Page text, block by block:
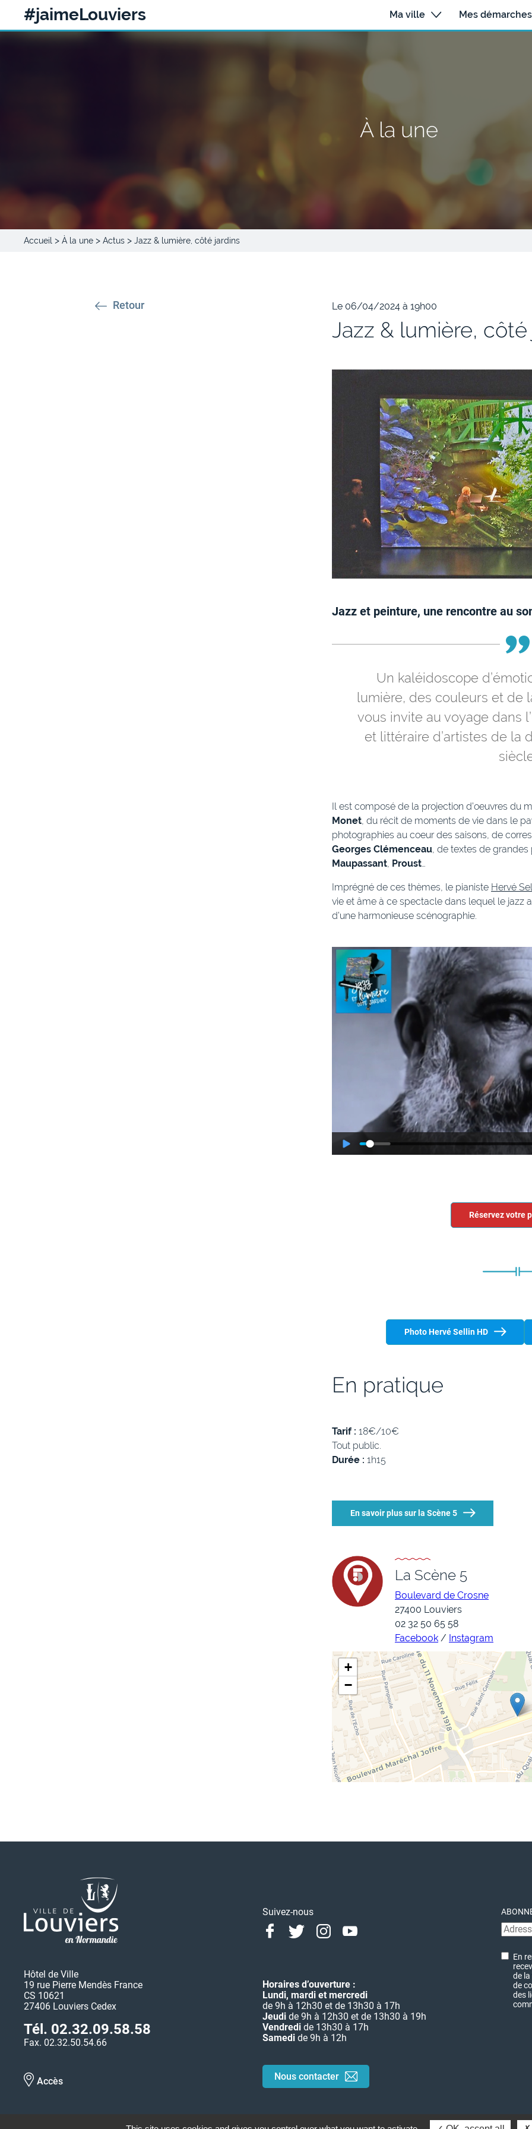
#jaimeLouviers Ma ville Mes démarches
À la une
Accueil > À la une > Actus > Jazz & lumière, côté jardins
Retour Le 06/04/2024 à 19h00
Jazz & lumière, côté
Jazz et peinture, une rencontre au
Un kaléidoscope
lumière, des couleurs et de
vous invite au voyage dans
et littéraire d’artistes de la
Il est composé de la projection d’oeuvres du
Monet , du récit de moments de vie dans le
photographies au coeur des saisons, de
Georges Clémenceau , de textes de
Maupassant Proust…
Imprégné de ces thèmes, le pianiste Hervé
vie et âme à ce spectacle dans lequel le jazz
d’une harmonieuse scénographie.
Réservez votre
Photo Hervé Sellin HD
En pratique
Tarif : 18€/10€
Tout public.
Durée : 1h15
En savoir plus sur la Scène 5
La Scène 5
Boulevard de Crosne
27400 Louviers
02 32 50 65 58
Facebook / Instagram
+
−
Hôtel de Ville
19 rue Pierre Mendès France
CS 10621
27406 Louviers Cedex
Tél. 02.32.09.58.58
Fax. 02.32.50.54.66
Accès
Suivez-nous
FacebookTwitterInstagramYoutube
Horaires d’ouverture :
Lundi, mardi et mercredi
de 9h à 12h30 et de 13h30 à 17h
Jeudi de 9h à 12h30 et de 13h30 à 19h
Vendredi de 13h30 à 17h
Samedi de 9h à 12h
Nous contacter
En
de
de
des